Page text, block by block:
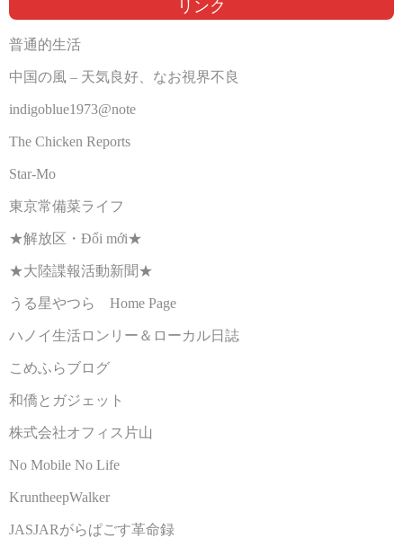
リンク
普通的生活
中国の風 – 天気良好、なお視界不良
indigoblue1973@note
The Chicken Reports
Star-Mo
東京常備菜ライフ
★解放区・Đổi mới★
★大陸諜報活動新聞★
うる星やつら Home Page
ハノイ生活ロンリー＆ローカル日誌
こめふらブログ
和僑とガジェット
株式会社オフィス片山
No Mobile No Life
KruntheepWalker
JASJARがらぱごす革命録